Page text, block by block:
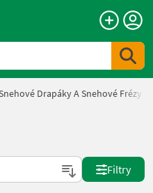
Drapáky A Snehové Frézy
Filtry